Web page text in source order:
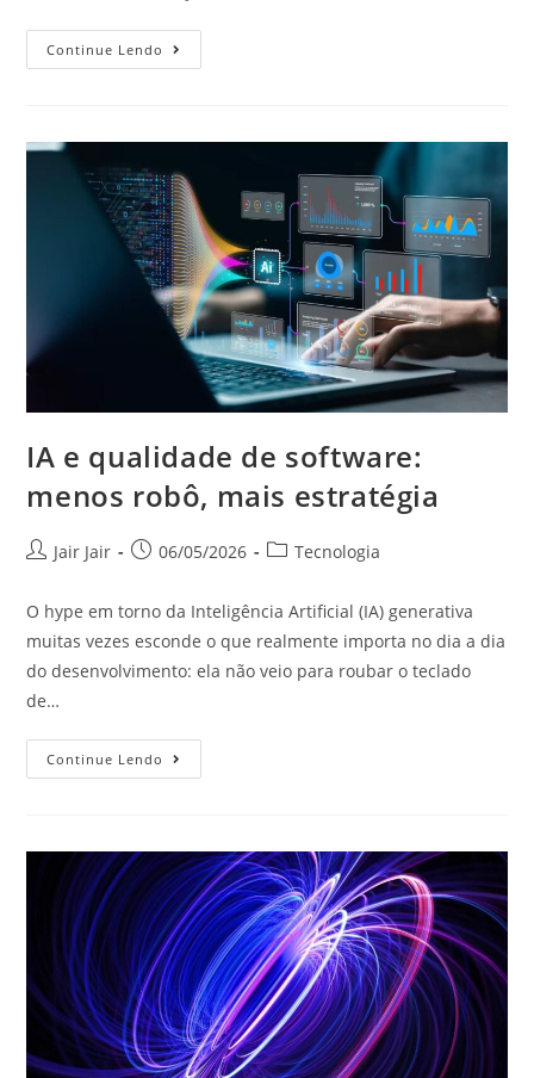
Continue Lendo
IA e qualidade de software:
menos robô, mais estratégia
Jair Jair 06/05/2026 Tecnologia
O hype em torno da Inteligência Artificial (IA) generativa
muitas vezes esconde o que realmente importa no dia a dia
do desenvolvimento: ela não veio para roubar o teclado
de…
Continue Lendo